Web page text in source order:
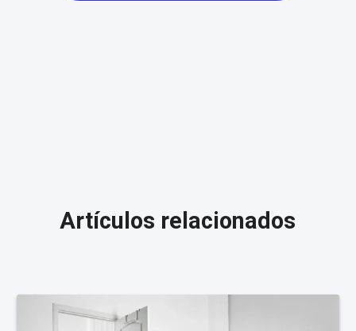
Artículos relacionados